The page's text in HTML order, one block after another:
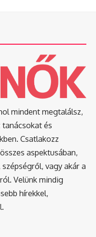
mindent megtalálsz,
és
Csatlakozz
aspektusában,
vagy akár a
Velünk mindig
hírekkel,